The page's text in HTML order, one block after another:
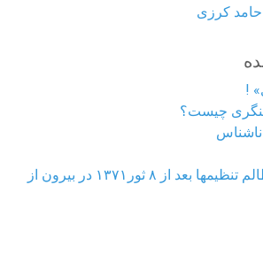
کرزی
!
چیست؟
جنگهای داخلی ومظالم تنظیمها بعد از ۸ ثور۱۳۷۱ در بیرون از